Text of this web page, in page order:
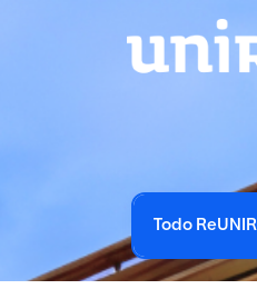
Todo ReUNIR